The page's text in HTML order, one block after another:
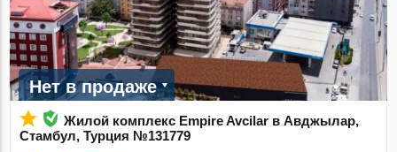
Нет в продаже
Жилой комплекс Empire Avcilar в Авджылар,
Стамбул, Турция №131779